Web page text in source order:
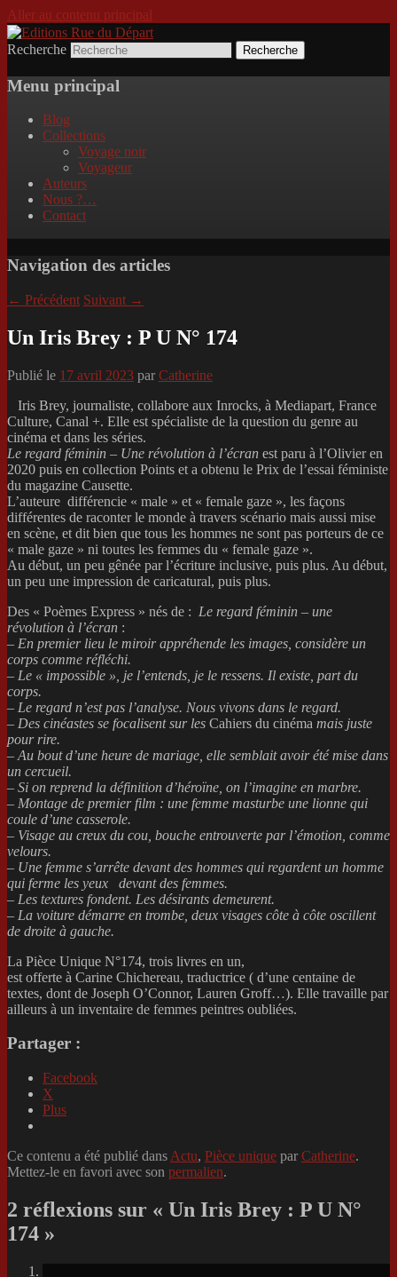
Aller au contenu principal
Editions Rue du Départ
Incitation au voyage, du roman noir au
poème.
Recherche
Menu principal
Blog
Collections
Voyage noir
Voyageur
Auteurs
Nous ?…
Contact
Navigation des articles
← Précédent Suivant →
Un Iris Brey : P U N° 174
Publié le 17 avril 2023 par Catherine
Iris Brey, journaliste, collabore aux Inrocks, à Mediapart, France
Culture, Canal +. Elle est spécialiste de la question du genre au
cinéma et dans les séries.
Le regard féminin – Une révolution à l’écran est paru à l’Olivier en
2020 puis en collection Points et a obtenu le Prix de l’essai féministe
du magazine Causette.
L’auteure différencie « male » et « female gaze », les façons
différentes de raconter le monde à travers scénario mais aussi mise
en scène, et dit bien que tous les hommes ne sont pas porteurs de ce
« male gaze » ni toutes les femmes du « female gaze ».
Au début, un peu gênée par l’écriture inclusive, puis plus. Au début,
un peu une impression de caricatural, puis plus.
Des « Poèmes Express » nés de : Le regard féminin – une
révolution à l’écran :
– En premier lieu le miroir appréhende les images, considère un
corps comme réfléchi.
– Le « impossible », je l’entends, je le ressens. Il existe, part du
corps.
– Le regard n’est pas l’analyse. Nous vivons dans le regard.
– Des cinéastes se focalisent sur les Cahiers du cinéma mais juste
pour rire.
– Au bout d’une heure de mariage, elle semblait avoir été mise dans
un cercueil.
– Si on reprend la définition d’héroïne, on l’imagine en marbre.
– Montage de premier film : une femme masturbe une lionne qui
coule d’une casserole.
– Visage au creux du cou, bouche entrouverte par l’émotion, comme
velours.
– Une femme s’arrête devant des hommes qui regardent un homme
qui ferme les yeux devant des femmes.
– Les textures fondent. Les désirants demeurent.
– La voiture démarre en trombe, deux visages côte à côte oscillent
de droite à gauche.
La Pièce Unique N°174, trois livres en un,
est offerte à Carine Chichereau, traductrice ( d’une centaine de
textes, dont de Joseph O’Connor, Lauren Groff…). Elle travaille par
ailleurs à un inventaire de femmes peintres oubliées.
Partager :
Facebook
X
Plus
Ce contenu a été publié dans Actu, Pièce unique par Catherine.
Mettez-le en favori avec son permalien.
2 réflexions sur « Un Iris Brey : P U N°
174 »